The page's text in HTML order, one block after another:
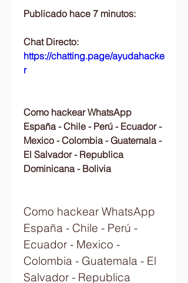
Publicado hace 7 minutos:
Chat Directo:
https://chatting.page/ayudahacke
r
Como hackear WhatsApp
España - Chile - Perú - Ecuador -
Mexico - Colombia - Guatemala -
El Salvador - Republica
Dominicana - Bolivia
Como hackear WhatsApp
España - Chile - Perú -
Ecuador - Mexico -
Colombia - Guatemala - El
Salvador - Republica